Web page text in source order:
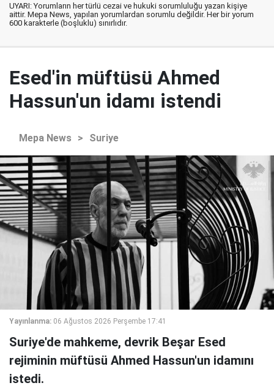
UYARI: Yorumların her türlü cezai ve hukuki sorumluluğu yazan kişiye
aittir. Mepa News, yapılan yorumlardan sorumlu değildir. Her bir yorum
600 karakterle (boşluklu) sınırlıdır.
Esed'in müftüsü Ahmed
Hassun'un idamı istendi
Mepa News > Suriye
Yayınlanma: 06 Ağustos 2026 Perşembe 17:41
Suriye'de mahkeme, devrik Beşar Esed
rejiminin müftüsü Ahmed Hassun'un idamını
istedi.